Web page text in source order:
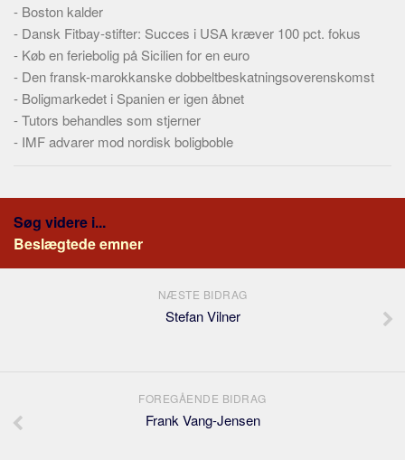
- Boston kalder
- Dansk Fitbay-stifter: Succes i USA kræver 100 pct. fokus
- Køb en feriebolig på Sicilien for en euro
- Den fransk-marokkanske dobbeltbeskatningsoverenskomst
- Boligmarkedet i Spanien er igen åbnet
-Tutors behandles som stjerner
- IMF advarer mod nordisk boligboble
Søg videre i...
Beslægtede emner
NÆSTE BIDRAG
Stefan Vilner
FOREGÅENDE BIDRAG
Frank Vang-Jensen